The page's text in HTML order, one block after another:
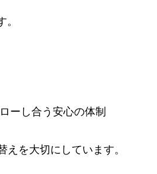
ーし合う安心の体制
を大切にしています。